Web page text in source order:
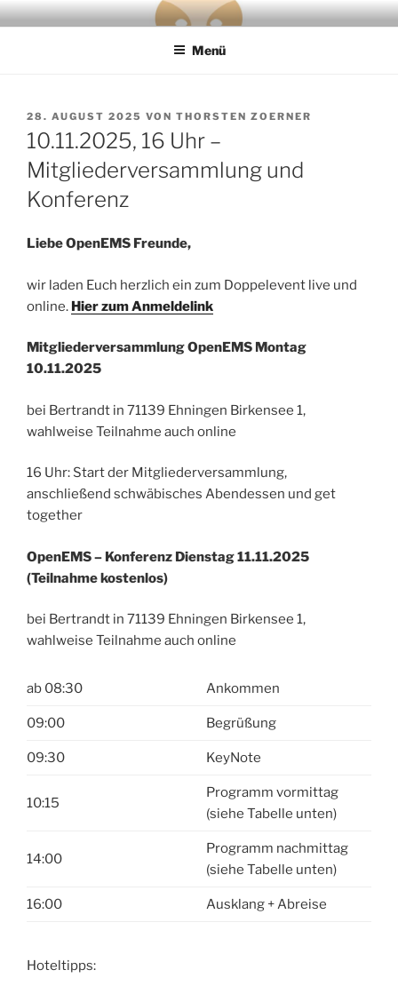
Zum
InhaltOPENEMS
the 100 % Energy Revolution needs a free and open source Energy
Menü
VERÖFFENTLICHT
AM
28. AUGUST 2025 VON THORSTEN ZOERNER
10.11.2025, 16 Uhr –
Mitgliederversammlung und
Konferenz
Liebe OpenEMS Freunde,
wir laden Euch herzlich ein zum Doppelevent live und
online. Hier zum Anmeldelink
Mitgliederversammlung OpenEMS Montag
10.11.2025
bei Bertrandt in 71139 Ehningen Birkensee 1,
wahlweise Teilnahme auch online
16 Uhr: Start der Mitgliederversammlung,
anschließend schwäbisches Abendessen und get
together
OpenEMS – Konferenz Dienstag 11.11.2025
(Teilnahme kostenlos)
bei Bertrandt in 71139 Ehningen Birkensee 1,
wahlweise Teilnahme auch online
ab 08:30 Ankommen
09:00 Begrüßung
09:30 KeyNote
10:15
Programm vormittag
(siehe Tabelle unten)
14:00
Programm nachmittag
(siehe Tabelle unten)
16:00 Ausklang + Abreise
Hoteltipps: